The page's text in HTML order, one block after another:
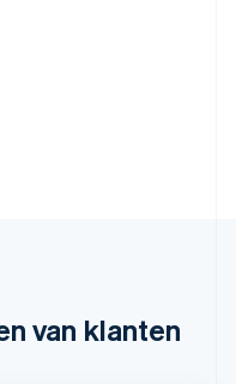
van klanten